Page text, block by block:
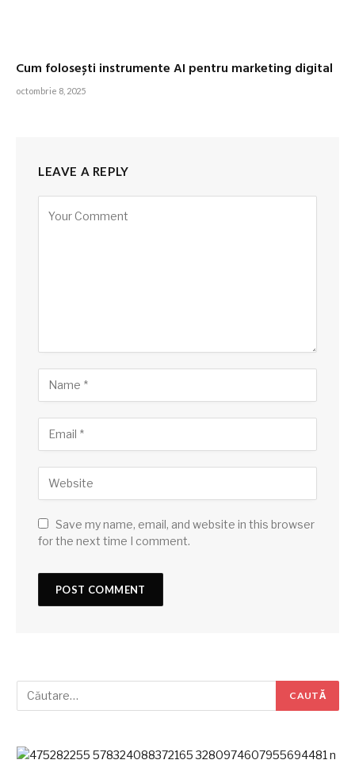
Cum folosești instrumente AI pentru marketing digital
octombrie 8, 2025
LEAVE A REPLY
Save my name, email, and website in this browser
for the next time I comment.